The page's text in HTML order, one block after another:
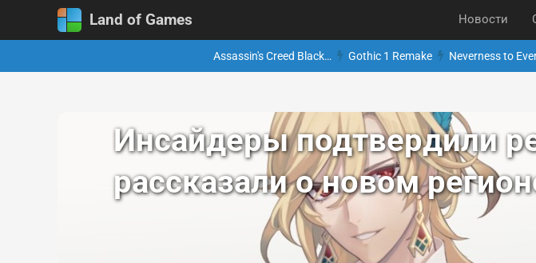
Land of Games Новости
Assassin's Creed Black… Gothic 1 Remake Neverness to
Инсайдеры подтвердили
рассказали о новом